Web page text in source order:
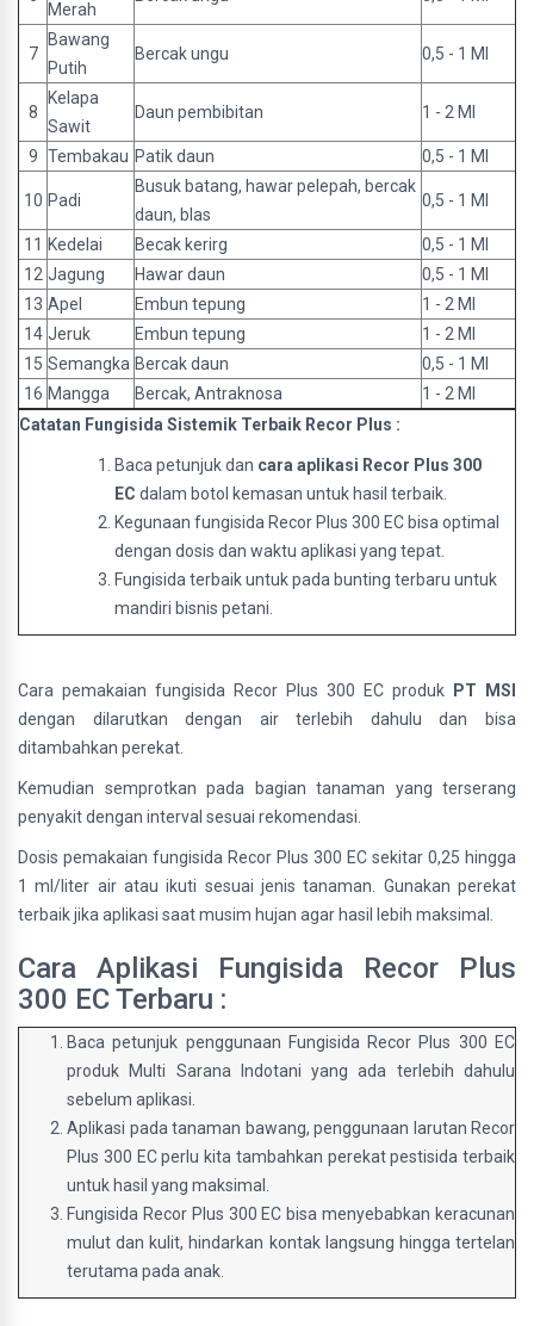
Merah
7
Bawang
Putih
Bercak ungu 0,5 - 1 Ml
8
Kelapa
Sawit
Daun pembibitan 1 - 2 Ml
9 Tembakau Patik daun 0,5 - 1 Ml
10 Padi
Busuk batang, hawar pelepah, bercak
daun, blas
0,5 - 1 Ml
11 Kedelai Becak kerirg
0,5 - 1 Ml
12 Jagung Hawar daun
0,5 - 1 Ml
13 Apel Embun tepung
1 - 2 Ml
14 Jeruk Embun tepung
1 - 2 Ml
15 Semangka Bercak daun
0,5 - 1 Ml
16 Mangga Bercak, Antraknosa
1 - 2 Ml
Catatan Fungisida Sistemik Terbaik Recor Plus :
Baca petunjuk dan cara aplikasi Recor Plus 300
EC dalam botol kemasan untuk hasil terbaik.
Kegunaan fungisida Recor Plus 300 EC bisa optimal
dengan dosis dan waktu aplikasi yang tepat.
Fungisida terbaik untuk pada bunting terbaru untuk
mandiri bisnis petani.
Cara pemakaian fungisida Recor Plus 300 EC produk
PT MSI
dengan dilarutkan dengan air terlebih dahulu dan bisa
ditambahkan perekat.
Kemudian semprotkan pada bagian tanaman yang terserang
penyakit dengan interval sesuai rekomendasi.
Dosis pemakaian fungisida Recor Plus 300 EC sekitar 0,25 hingga
1 ml/liter air atau ikuti sesuai jenis tanaman. Gunakan perekat
terbaik jika aplikasi saat musim hujan agar hasil lebih maksimal.
Cara Aplikasi Fungisida Recor Plus
300 EC Terbaru :
Baca petunjuk penggunaan Fungisida Recor Plus 300 EC
produk Multi Sarana Indotani yang ada terlebih dahulu
sebelum aplikasi.
Aplikasi pada tanaman bawang, penggunaan larutan Recor
Plus 300 EC perlu kita tambahkan perekat pestisida terbaik
untuk hasil yang maksimal.
Fungisida Recor Plus 300 EC bisa menyebabkan keracunan
mulut dan kulit, hindarkan kontak langsung hingga tertelan
terutama pada anak.